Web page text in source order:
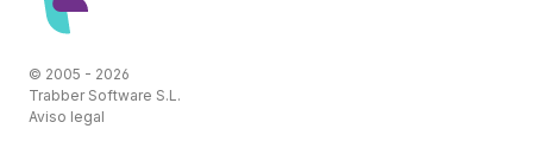
© 2005 - 2026
Trabber Software S.L.
Aviso legal